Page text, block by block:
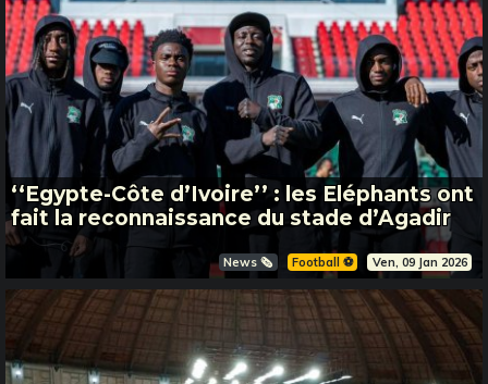
‘‘Egypte-Côte d’Ivoire’’ : les Eléphants ont
fait la reconnaissance du stade d’Agadir
News 🗞️ Football ⚽️ Ven, 09 Jan 2026